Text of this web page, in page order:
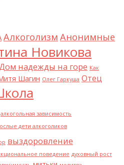
Алкоголизм Анонимные
Новикова
надежды на горе Как
Шагин Олег Гаркуша Отец
алкогольная зависимость
дети алкоголиков
выздоровление
поведение духовный рост